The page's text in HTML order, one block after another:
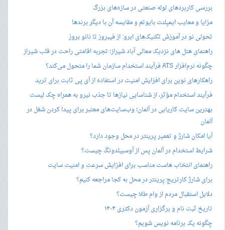
بررسی کاربردهای لوله صنعتی در سازه‌های بزرگ
مزایا و معایب ایمپلنت بایوتم و مقایسه آن با دیگر برندها
تحولی نو در آموزش تکنیک‌های ابرو: از فیبروز تا نانو بروز
راهنمای هتل های نزدیک معالی آباد شیراز؛ تجربه اقامتی راحت در قلب شیراز
چگونه نرم‌افزار ATS فرآیند استخدام سازمان شما را متحول می‌کند؟
راهکارهای نوین برای افزایش امنیت در استفاده از آی پی ثابت برای ترید
فرآیند استخدام مؤثر، از شناسایی نیازها تا جذب نیرو به همراه چک لیست
بهترین سایت کاریابی در آلمان؛ وب‌سایت‌های معتبر برای پیدا کردن شغل در
آلمان
آیا امکان شارژ و تعمیر پرینتر در محل وجود دارد؟
شرایط استخدام در آلمان پس از آوسبیلدونگ چیست؟
راهنمای انتخاب هاست مناسب برای افزایش سرعت و امنیت سایت
برای شارژ کارتریج پرینتر در محل به کجا مراجعه کنیم؟
دلایل استقبال مردم از وام طلا چیست؟
تاریخ ثبت نام و برگزاری آزمون دکتری ۱۴۰۴
چگونه یک برنامه نویس شویم؟